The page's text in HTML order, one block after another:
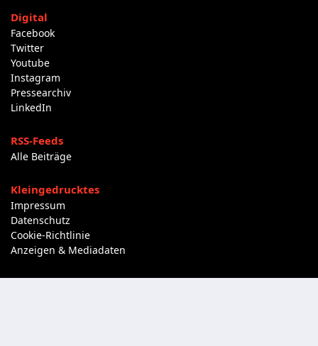
Digital
Facebook
Twitter
Youtube
Instagram
Pressearchiv
LinkedIn
RSS-Feeds
Alle Beiträge
Kleingedrucktes
Impressum
Datenschutz
Cookie-Richtlinie
Anzeigen & Mediadaten